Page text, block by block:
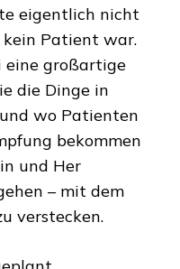
eigentlich nicht
kein Patient war.
eine großartige
die Dinge in
wo Patienten
bekommen
und Her
– mit dem
verstecken.